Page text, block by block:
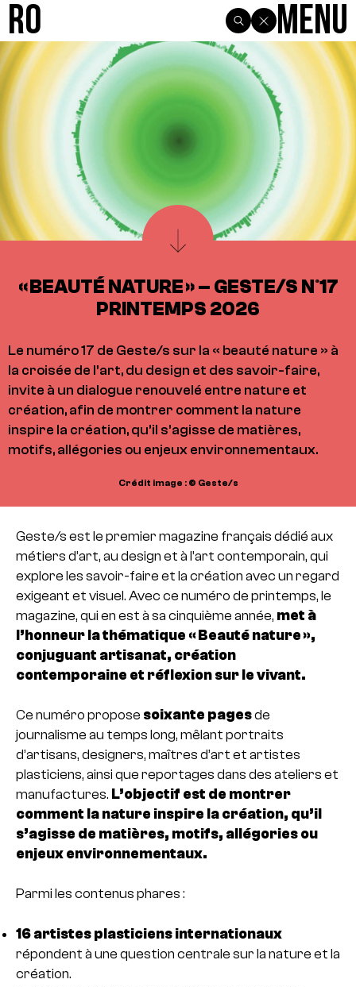
R0 Menu
« BEAUTÉ NATURE » – GESTE/S N°17
PRINTEMPS 2026
Le numéro 17 de Geste/s sur la « beauté nature » à
la croisée de l’art, du design et des savoir-faire,
invite à un dialogue renouvelé entre nature et
création, afin de montrer comment la nature
inspire la création, qu’il s’agisse de matières,
motifs, allégories ou enjeux environnementaux.
Crédit image : © Geste/s
Geste/s est le premier magazine français dédié aux
métiers d’art, au design et à l’art contemporain, qui
explore les savoir-faire et la création avec un regard
exigeant et visuel. Avec ce numéro de printemps, le
magazine, qui en est à sa cinquième année, met à
l’honneur la thématique « Beauté nature »,
conjuguant artisanat, création
contemporaine et réflexion sur le vivant.
Ce numéro propose soixante pagesde
journalisme au temps long, mêlant portraits
d’artisans, designers, maîtres d’art et artistes
plasticiens, ainsi que reportages dans des ateliers et
manufactures. L’objectif est de montrer
comment la nature inspire la création, qu’il
s’agisse de matières, motifs, allégories ou
enjeux environnementaux.
Parmi les contenus phares :
16 artistes plasticiens internationaux
répondent à une question centrale sur la nature et la
création.